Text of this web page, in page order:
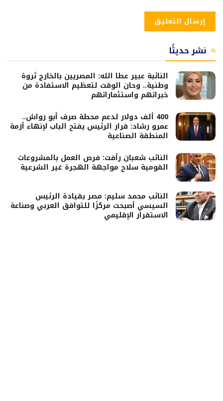
نشر حديثًا
النائبة عبير عطا الله: المصريين بالخارج ثروة
وطنية.. وحان الوقت لتعظيم الاستفادة من
خبراتهم واستثماراتهم
400 ألف دولار لدعم محطة صرف أبو رواش..
عمرو رشاد: قرار الرئيس يفتح الباب لإنهاء أزمة
المنطقة الصناعية
النائب شعبان رأفت: فرص العمل بالمشروعات
القومية سلاح مواجهة الهجرة غير الشرعية
النائب محمد سليم: مصر بقيادة الرئيس
السيسي أصبحت مركزًا للتوافق العربي وصناعة
الاستقرار الإقليمي